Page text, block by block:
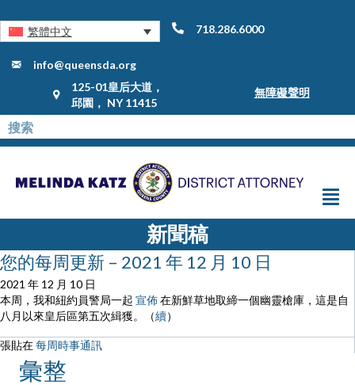
繁體中文 718.286.6000
info@queensda.org
125-01皇后大道，
邱園， NY 11415
無障礙聲明
新聞稿
您的每周更新 – 2021 年 12 月 10 日
2021 年 12 月 10 日
本周，我和紐約員警局一起 宣佈在新鮮草地取締一個幽靈槍庫，這是自
八月以來皇后區第五次緝獲。（續）
張貼在每周時事通訊
彙整